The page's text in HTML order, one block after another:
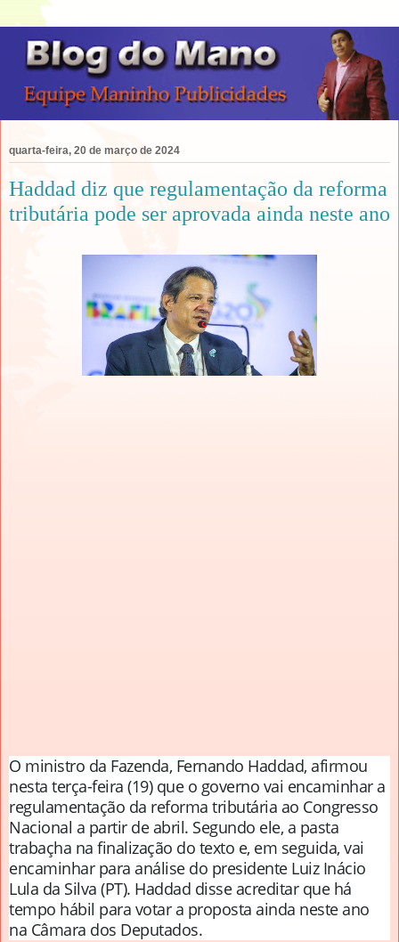
quarta-feira, 20 de março de 2024
Haddad diz que regulamentação da reforma
tributária pode ser aprovada ainda neste ano
O ministro da Fazenda, Fernando Haddad, afirmou
nesta terça-feira (19) que o governo vai encaminhar a
regulamentação da reforma tributária ao Congresso
Nacional a partir de abril. Segundo ele, a pasta
trabaçha na finalização do texto e, em seguida, vai
encaminhar para análise do presidente Luiz Inácio
Lula da Silva (PT). Haddad disse acreditar que há
tempo hábil para votar a proposta ainda neste ano
na Câmara dos Deputados.